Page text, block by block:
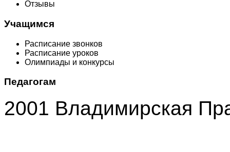
Отзывы
Учащимся
Расписание звонков
Расписание уроков
Олимпиады и конкурсы
Педагогам
2001 Владимирская